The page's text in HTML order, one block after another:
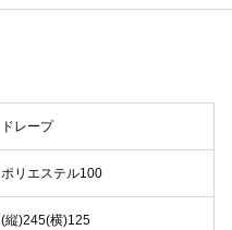
ドレープ
ポリエステル100
(縦)245(横)125